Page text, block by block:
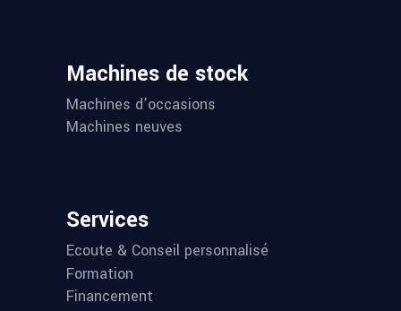
Machines de stock
Machines d’occasions
Machines neuves
Services
Ecoute & Conseil personnalisé
Formation
Financement